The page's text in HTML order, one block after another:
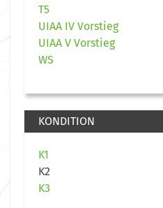
T5
UIAA IV Vorstieg
UIAA V Vorstieg
WS
KONDITION
K1
K2
K3